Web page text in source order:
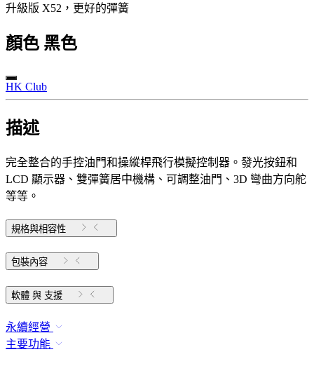
升級版 X52，更好的彈簧
顏色 黑色
HK Club
描述
完全整合的手控油門和操縱桿飛行模擬控制器。發光按鈕和
LCD 顯示器、雙彈簧居中機構、可調整油門、3D 彎曲方向舵
等等。
規格與相容性
包裝內容
軟體 與 支援
永續經營
主要功能